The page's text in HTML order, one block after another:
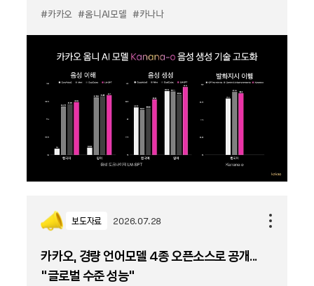
#카카오 #옴니AI모델 #카나나
보도자료 2026.07.28
카카오, 경량 언어모델 4종 오픈소스로 공개...
“글로벌 수준 성능”